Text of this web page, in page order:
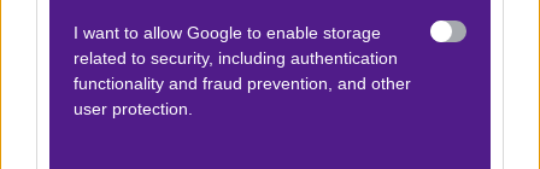
I want to allow Google to enable storage
related to security, including authentication
functionality and fraud prevention, and other
user protection.
Super league
Βαθμολογίες Aγγλία – Premier league
Βαθμολογίες Γερμανίας – Bundesliga